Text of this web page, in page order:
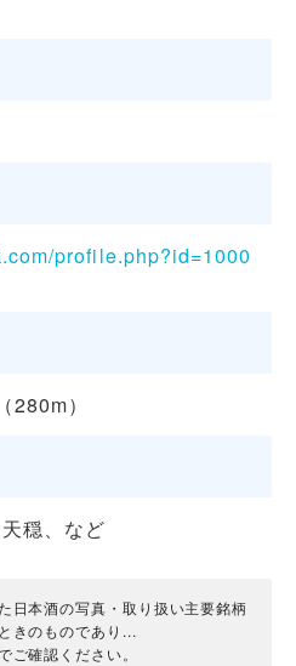
profile.php?id=1000
）
穏、など
日本酒の写真・取り扱い主要銘柄
きのものであり...
ご確認ください。